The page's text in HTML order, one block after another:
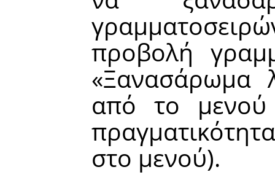
προβολή
«Ξανασάρωμα
από το μενού
στο μενού).